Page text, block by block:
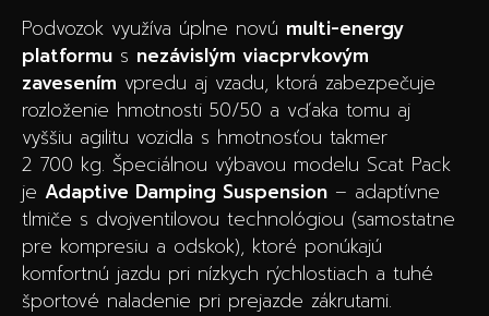
Podvozok využíva úplne novú multi-energy
platformu s nezávislým viacprvkovým
zavesením vpredu aj vzadu, ktorá zabezpečuje
rozloženie hmotnosti 50/50 a vďaka tomu aj
vyššiu agilitu vozidla s hmotnosťou takmer
2 700 kg. Špeciálnou výbavou modelu Scat Pack
je Adaptive Damping Suspension – adaptívne
tlmiče s dvojventilovou technológiou (samostatne
pre kompresiu a odskok), ktoré ponúkajú
komfortnú jazdu pri nízkych rýchlostiach a tuhé
športové naladenie pri prejazde zákrutami.